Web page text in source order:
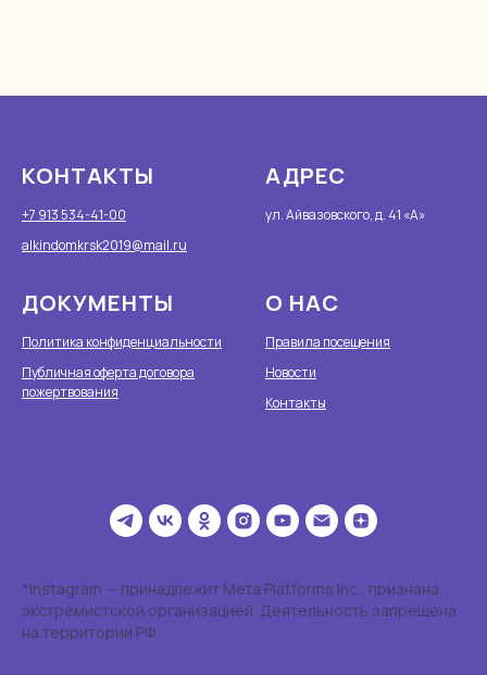
КОНТАКТЫ
+7 913 534-41-00
alkindomkrsk2019@mail.ru
АДРЕС
ул. Айвазовского, д. 41 «А»
ДОКУМЕНТЫ
Политика конфиденциальности
Публичная оферта договора
пожертвования
О НАС
Правила посещения
Новости
Контакты
*Instagram — принадлежит Meta Platforms Inc., признана
экстремистской организацией. Деятельность запрещена
на территории РФ.